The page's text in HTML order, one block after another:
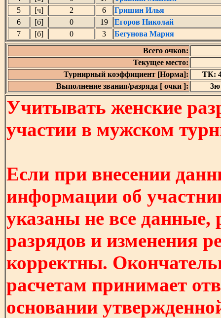
5
[ч] 2 6
Гришин Илья
6
[б] 0 19
Егоров Николай
7
[б] 0 3
Бегунова Мария
Всего очков:
Текущее место:
Турнирный коэффициент [Норма]:
ТК:
Выполнение звания/разряда [ очки ]:
3ю
Учитывать женские
участии в мужском
Если при внесении
информации об
указаны не все
разрядов и изменения
корректны.
расчетам принимает
основании